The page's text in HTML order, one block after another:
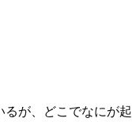
が、どこでなにが